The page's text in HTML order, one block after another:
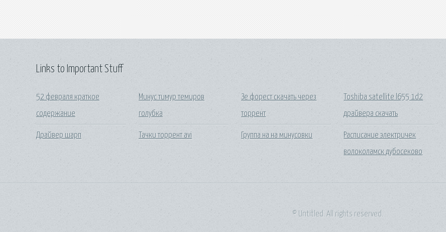
Links to Important Stuff
52 февраля краткое
содержание
Драйвер шарп
Минус тимур темиров
голубка
Тачки торрент avi
Зе форест скачать через
торрент
Группа на на минусовки
Toshiba satellite l655 1d2
драйвера скачать
Расписание электричек
волоколамск дубосеково
© Untitled. All rights reserved.